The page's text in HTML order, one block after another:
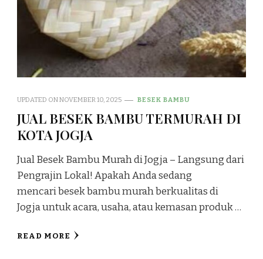
UPDATED ONNOVEMBER 10, 2025 BESEK BAMBU
JUAL BESEK BAMBU TERMURAH DI
KOTA JOGJA
Jual Besek Bambu Murah di Jogja – Langsung dari
Pengrajin Lokal! Apakah Anda sedang
mencari besek bambu murah berkualitas di
Jogja untuk acara, usaha, atau kemasan produk …
READ MORE